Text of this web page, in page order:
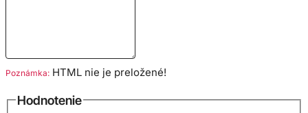
Poznámka: HTML nie je preložené!
Hodnotenie